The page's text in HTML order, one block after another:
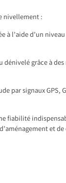
nivellement :
à l’aide d’un
grâce à des
par signaux GPS,
fiabilité
et